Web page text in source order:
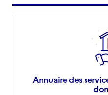
Annuaire des